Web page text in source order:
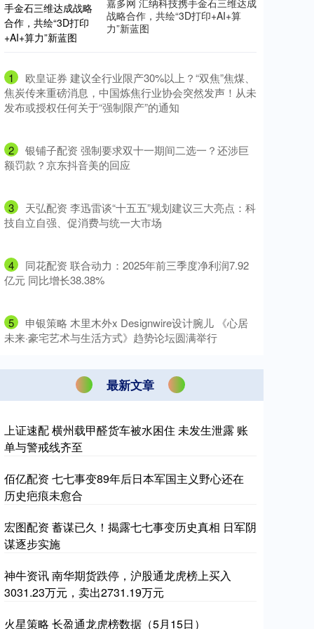
嘉多网 汇纳科技携手金石三维达成
战略合作，共绘“3D打印+AI+算
力”新蓝图
1
​欧皇证券 建议全行业限产30%以上？“双焦”焦煤、
焦炭传来重磅消息，中国炼焦行业协会突然发声！从未
发布或授权任何关于“强制限产”的通知
2
​银铺子配资 强制要求双十一期间二选一？还涉巨
额罚款？京东抖音美的回应
3
​天弘配资 李迅雷谈“十五五”规划建议三大亮点：科
技自立自强、促消费与统一大市场
4
​同花配资 联合动力：2025年前三季度净利润7.92
亿元 同比增长38.38%
5
​申银策略 木里木外x Designwire设计腕儿 《心居
未来·豪宅艺术与生活方式》趋势论坛圆满举行
最新文章
上证速配 横州载甲醛货车被水困住 未发生泄露 账
单与警戒线齐至
佰亿配资 七七事变89年后日本军国主义野心还在
历史疤痕未愈合
宏图配资 蓄谋已久！揭露七七事变历史真相 日军阴
谋逐步实施
神牛资讯 南华期货跌停，沪股通龙虎榜上买入
3031.23万元，卖出2731.19万元
火星策略 长盈通龙虎榜数据（5月15日）